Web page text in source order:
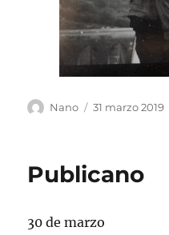
Autor
Nano
Publicado
31 marzo 2019
Publicano
30 de marzo